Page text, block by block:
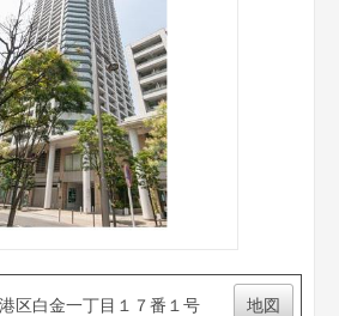
区白金一丁目１７番１号 地図